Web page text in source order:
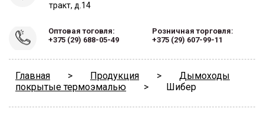
тракт, д.14
Оптовая тоговля:
+375 (29) 688-05-49
Розничная торговля:
+375 (29) 607-99-11
Главная > Продукция >
Дымоходы
покрытые термоэмалью
> Шибер